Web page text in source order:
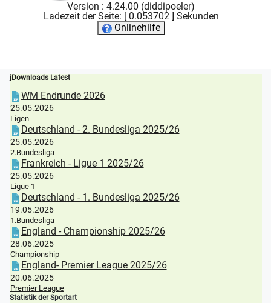
Version : 4.24.00 (diddipoeler)
Ladezeit der Seite: [ 0.053702 ] Sekunden
Onlinehilfe
jDownloads Latest
WM Endrunde 2026
25.05.2026
Ligen
Deutschland - 2. Bundesliga 2025/26
25.05.2026
2.Bundesliga
Frankreich - Ligue 1 2025/26
25.05.2026
Ligue 1
Deutschland - 1. Bundesliga 2025/26
19.05.2026
1.Bundesliga
England - Championship 2025/26
28.06.2025
Championship
England- Premier League 2025/26
20.06.2025
Premier League
Statistik der Sportart